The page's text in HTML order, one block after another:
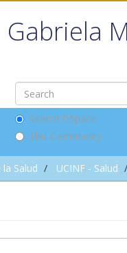
Gabriela
Search DSpace
This Community
la Salud UCINF - Salud